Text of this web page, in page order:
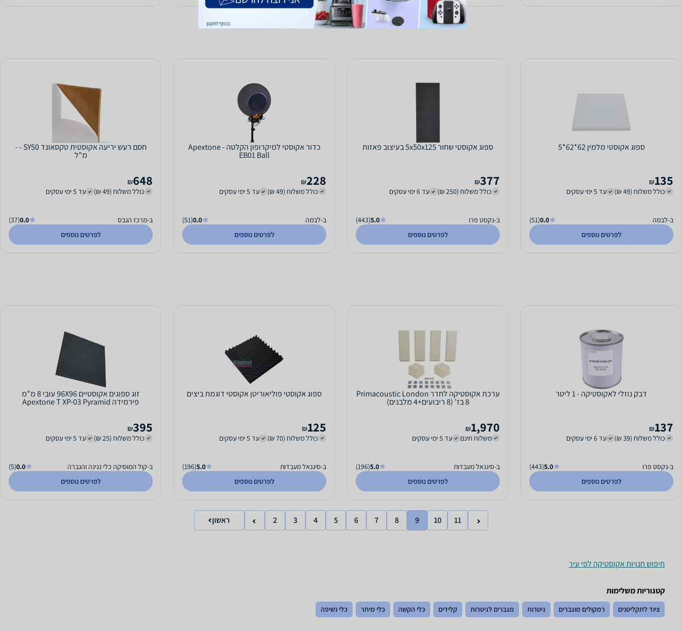
ספוג אקוסטי מלמין 62*62*5
135
₪
כולל משלוח (49 ₪)
עד 5 ימי עסקים
ב-לבמה 0.0
(51)
לפרטים נוספים
ספוג אקוסטי שחור 5x50x125 בעיצוב פאזות
377
₪
כולל משלוח (250 ₪)
עד 6 ימי עסקים
ב-נקסט פרו 5.0
(443)
לפרטים נוספים
כדור אקוסטי למיקרופון הקלטה - Apextone
EB01 Ball
228
₪
כולל משלוח (49 ₪)
עד 5 ימי עסקים
ב-לבמה 0.0
(51)
לפרטים נוספים
חסם רעש יריעה אקוסטית טקסאונד SY50 - -
מ"ל
648
₪
כולל משלוח (49 ₪)
עד 5 ימי עסקים
ב-מרכז הגבס 0.0
(37)
לפרטים נוספים
דבק נוזלי לאקוסטיקה - 1 ליטר
137
₪
כולל משלוח (39 ₪)
עד 6 ימי עסקים
ב-נקסט פרו 5.0
(443)
לפרטים נוספים
ערכת אקוסטיקה לחדר Primacoustic London
8 בז' (8 ריבועים+4 מלבנים)
1,970
₪
משלוח חינם
עד 5 ימי עסקים
ב-סיגנאל מעבדות 5.0
(196)
לפרטים נוספים
ספוג אקוסטי פוליאוריטן אקוסטי דוגמת ביצים
125
₪
כולל משלוח (70 ₪)
עד 5 ימי עסקים
ב-סיגנאל מעבדות 5.0
(196)
לפרטים נוספים
זוג ספוגים אקוסטיים 96X96 עובי 8 מ"מ
פירמידה Apextone T XP-03 Pyramid
395
₪
כולל משלוח (25 ₪)
עד 5 ימי עסקים
ב-קול המוסיקה כלי נגינה והגברה 0.0
(5)
לפרטים נוספים
2 3 4 5 6 7 8 9 10 11 ראשון
חיפוש חנויות אקוסטיקה לפי עיר
קטגוריות משלימות
ציוד לתקליטנים רמקולים מוגברים גיטרות מגברים לגיטרות קלידים כלי הקשה כלי מיתר כלי נשיפה